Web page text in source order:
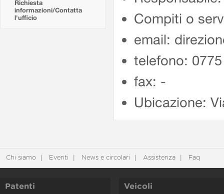
Richiesta
informazioni/Contatta
l'ufficio
Compiti o
email:
telefono:
fax: -
Ubicazione:
Chi siamo Eventi News e circolari Assistenza Faq
Patenti Veicoli